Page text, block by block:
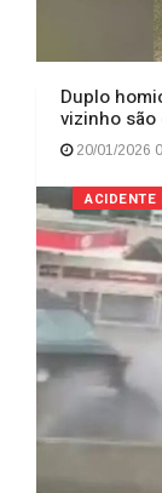
Duplo
vizinho
20/01/2026
ACIDENTE